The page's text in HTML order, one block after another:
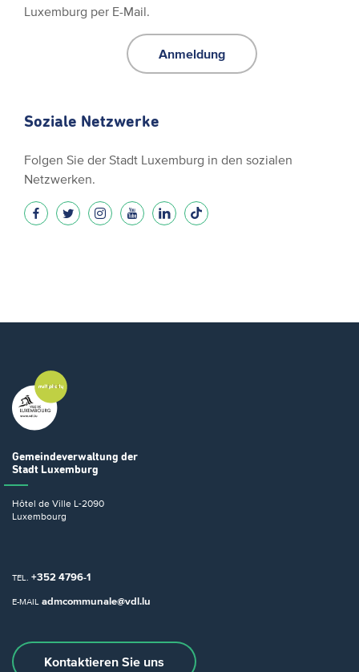
Luxemburg per E-Mail.
Anmeldung
Soziale Netzwerke
Folgen Sie der Stadt Luxemburg in den sozialen
Netzwerken.
Gemeindeverwaltung der
Stadt Luxemburg
Hôtel de Ville L-2090
Luxembourg
TEL. +352 4796-1
E-MAIL admcommunale@vdl.lu
Kontaktieren Sie uns